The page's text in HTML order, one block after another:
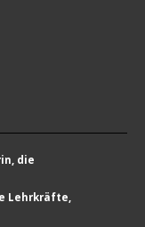
die
Lehrkräfte,